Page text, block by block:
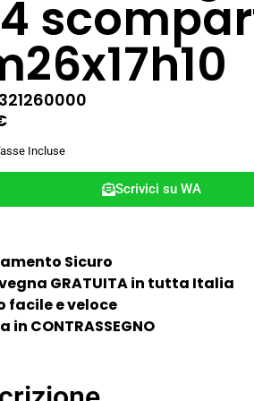
Incluse
Scrivici su WA
Sicuro
GRATUITA in tutta Italia
facile e veloce
in CONTRASSEGNO